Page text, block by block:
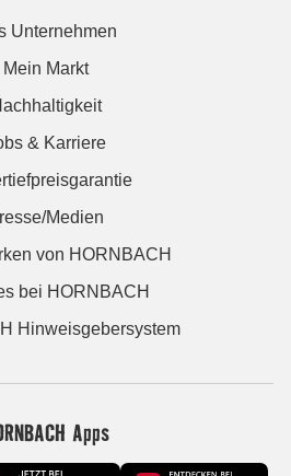
Unternehmen
Mein Markt
& Karriere
Medien
von HORNBACH
bei HORNBACH
Hinweisgebersystem
Apps